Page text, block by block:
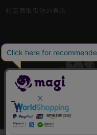
特定商取引法の表示
古物商許可番号 株式会社ジ